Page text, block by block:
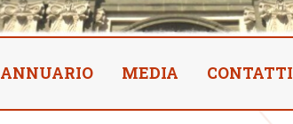
ANNUARIO MEDIA CONTATTI